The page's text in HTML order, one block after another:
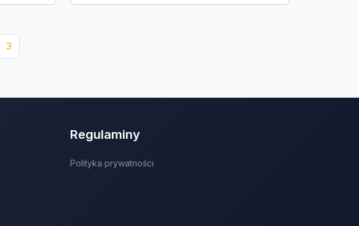
3
Regulaminy
Polityka prywatności